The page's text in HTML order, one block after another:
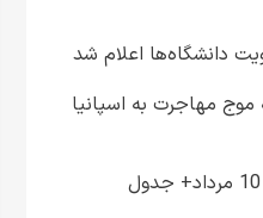
دانشگاه‌ها اعلام شد
مهاجرت به اسپانیا